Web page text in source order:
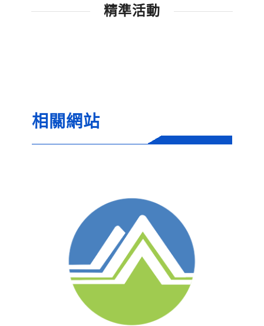
精準活動
相關網站